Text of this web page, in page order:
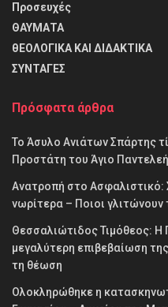
Προσευχές
ΘΑΥΜΑΤΑ
θΕΟΛΟΓΙΚΑ ΚΑΙ ΔΙΔΑΚΤΙΚΑ
ΣΥΝΤΑΓΕΣ
Πρόσφατα άρθρα
Το Άσυλο Ανιάτων Σπάρτης
Προστάτη του Άγιο
Ανατροπή στο Ασφαλιστικό:
νωρίτερα – Ποιοι γλιτώνουν
Θεσσαλιώτιδος Τιμόθεος: Η
μεγαλύτερη επιβεβαίωση
τη θέωση
Ολοκληρώθηκε η